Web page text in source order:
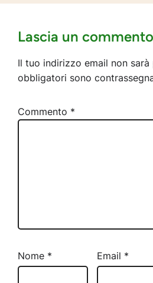
Lascia un commento
Il tuo indirizzo email non
obbligatori sono
Commento *
Nome * Email *